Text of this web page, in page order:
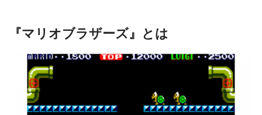
『マリオブラザーズ』とは